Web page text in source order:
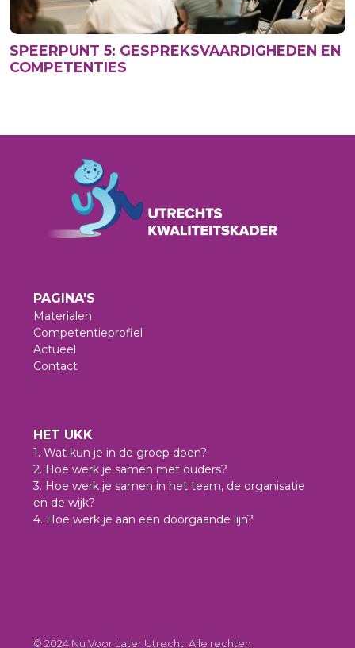
SPEERPUNT 5: GESPREKSVAARDIGHEDEN EN
COMPETENTIES
PAGINA'S
Materialen
Competentieprofiel
Actueel
Contact
HET UKK
1. Wat kun je in de groep doen?
2. Hoe werk je samen met ouders?
3. Hoe werk je samen in het team, de organisatie
en de wijk?
4. Hoe werk je aan een doorgaande lijn?
© 2024 Nu Voor Later Utrecht. Alle rechten